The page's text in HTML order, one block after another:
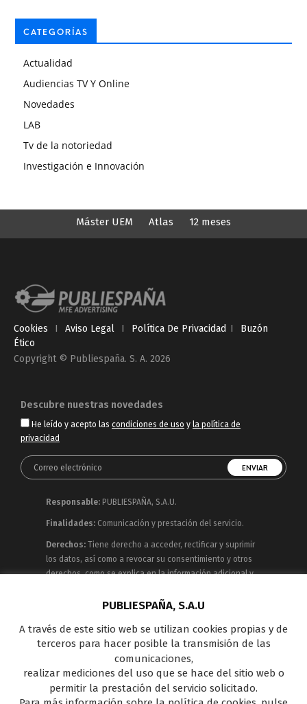
CATEGORÍAS
Actualidad
Audiencias TV Y Online
Novedades
LAB
Tv de la notoriedad
Investigación e Innovación
Máster UEM Atlas 12 meses
Cookies I Aviso Legal I Política De Privacidad I
Buzón
Ético
Copyright © Publiespaña. S. A. 2026
Descubre nuestras novedades
He leído y acepto las condiciones de uso y la política de
privacidad
Responsable: PUBLIESPAÑA, S.A.U.
Finalidades: Comunicación y prestación del servicio.
Derechos: Tiene derecho a acceder, rectificar y suprimir
los datos, así como a revocar su consentimiento y otros
derechos, como se explica en la información adicional y
Publiespaña es empresa de Mediaset España
concesionaria del espacio publicitario de sus siete
canales en abierto: Telecinco, Cuatro, Factoría de Ficción,
Boing, Divinity , Energy y Be Mad, así como de una amplia
oferta en el panorama de medios y con una gran
PUBLIESPAÑA, S.A.U
A través de este sitio web se utilizan cookies propias y de
terceros para hacer posible la transmisión de las
comunicaciones,
realizar mediciones del uso que se hace del sitio web o
permitir la prestación del servicio solicitado.